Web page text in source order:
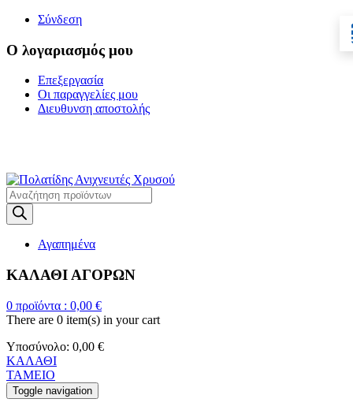
Σύνδεση
Ο λογαριασμός μου
Επεξεργασία
Οι παραγγελίες μου
Διευθυνση αποστολής
Products
search
Αγαπημένα
ΚΑΛΑΘΙ ΑΓΟΡΩΝ
0 προϊόντα : 0,00 €
There are 0 item(s) in your cart
Υποσύνολο: 0,00 €
ΚΑΛΑΘΙ
ΤΑΜΕΙΟ
Toggle navigation